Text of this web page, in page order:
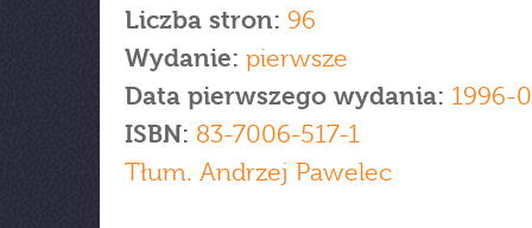
Liczba stron: 96
Wydanie: pierwsze
Data pierwszego wydania: 1996-
ISBN: 83-7006-517-1
Tłum. Andrzej Pawelec